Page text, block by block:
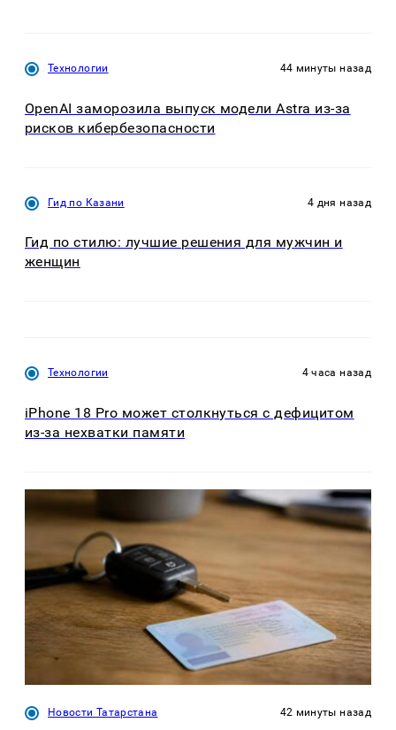
Технологии 44 минуты назад
OpenAI заморозила выпуск модели Astra из-за
рисков кибербезопасности
Гид по Казани 4 дня назад
Гид по стилю: лучшие решения для мужчин и
женщин
Технологии 4 часа назад
iPhone 18 Pro может столкнуться с дефицитом
из-за нехватки памяти
Новости Татарстана 42 минуты назад